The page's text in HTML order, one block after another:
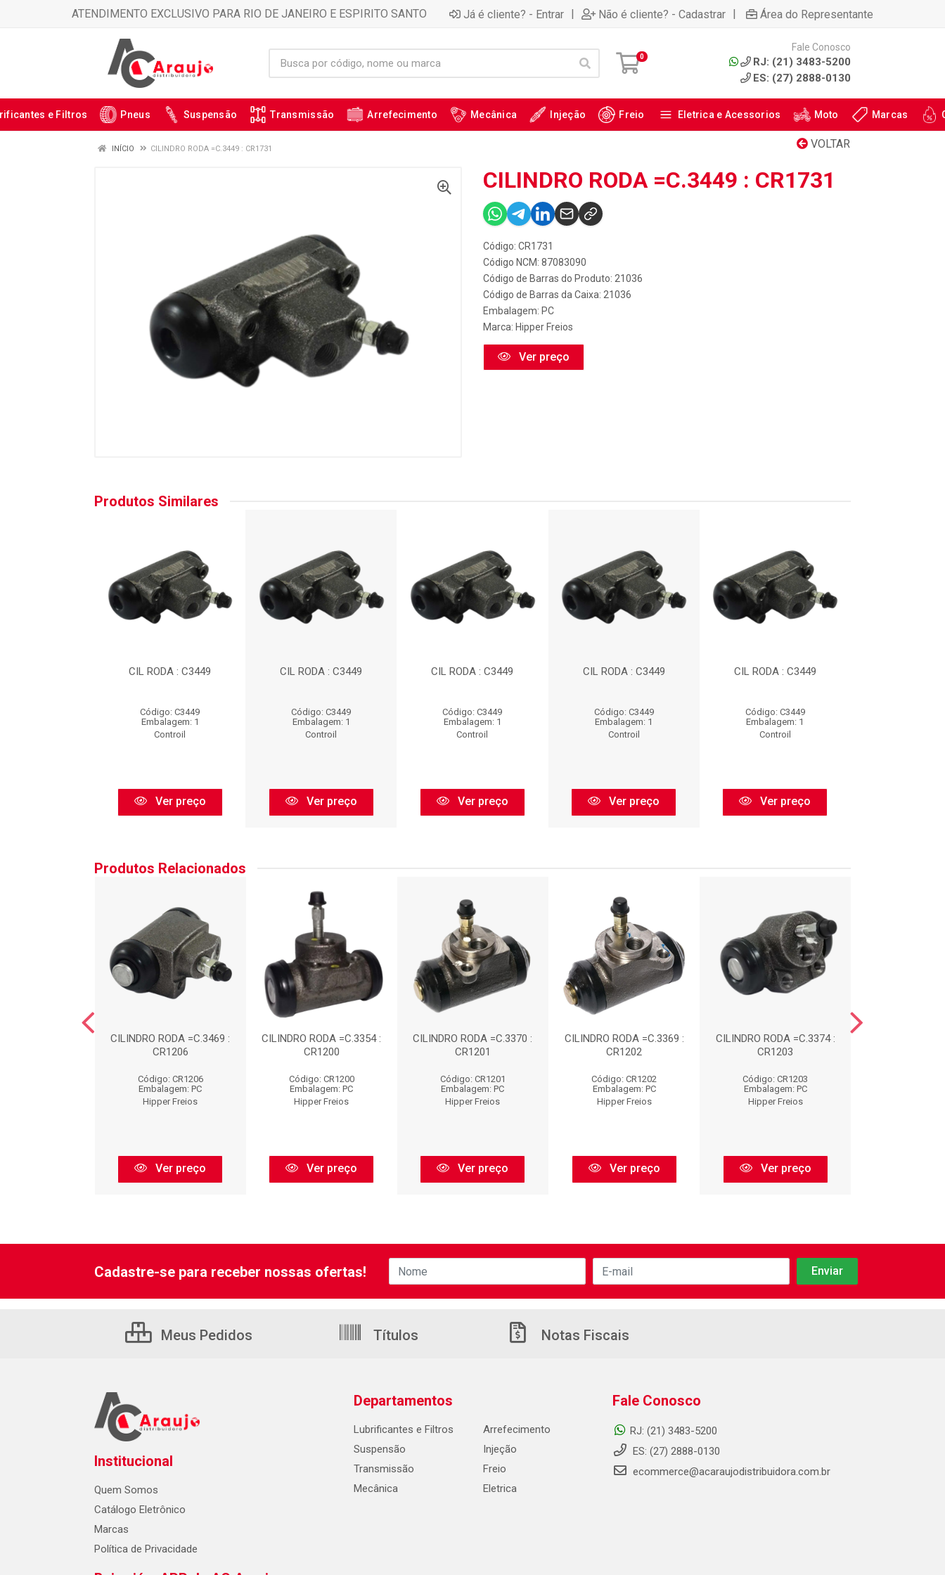
ATENDIMENTO EXCLUSIVO PARA RIO DE JANEIRO E ESPIRITO SANTO Já é cliente? - Entrar | Não é cliente? - Cadastrar | Área do Representante
0
Fale Conosco
RJ: (21) 3483-5200
ES: (27) 2888-0130
e Filtros Pneus Suspensão Transmissão Arrefecimento Mecânica Injeção Freio Eletrica e Acessorios Moto Marcas
VOLTAR
INÍCIO CILINDRO RODA =C.3449 : CR1731
CILINDRO RODA =C.3449 : CR1731
Código: CR1731
Código NCM: 87083090
Código de Barras do Produto: 21036
Código de Barras da Caixa: 21036
Embalagem: PC
Marca: Hipper Freios
Ver preço
Produtos Similares
CIL RODA : C3449
Código: C3449
Embalagem: 1
Controil
Ver preço
CIL RODA : C3449
Código: C3449
Embalagem: 1
Controil
Ver preço
CIL RODA : C3449
Código: C3449
Embalagem: 1
Controil
Ver preço
CIL RODA : C3449
Código: C3449
Embalagem: 1
Controil
Ver preço
CIL RODA : C3449
Código: C3449
Embalagem: 1
Controil
Ver preço
Produtos Relacionados
CILINDRO RODA =C.3469 :
CR1206
Código: CR1206
Embalagem: PC
Hipper Freios
Ver preço
CILINDRO RODA =C.3354 :
CR1200
Código: CR1200
Embalagem: PC
Hipper Freios
Ver preço
CILINDRO RODA =C.3370 :
CR1201
Código: CR1201
Embalagem: PC
Hipper Freios
Ver preço
CILINDRO RODA =C.3369 :
CR1202
Código: CR1202
Embalagem: PC
Hipper Freios
Ver preço
CILINDRO RODA =C.3374 :
CR1203
Código: CR1203
Embalagem: PC
Hipper Freios
Ver preço
Cadastre-se para receber nossas ofertas!
Meus Pedidos Títulos Notas Fiscais
Institucional
Quem Somos
Catálogo Eletrônico
Marcas
Política de Privacidade
Departamentos
Lubrificantes e Filtros
Suspensão
Transmissão
Mecânica
Arrefecimento
Injeção
Freio
Eletrica
Fale Conosco
RJ: (21) 3483-5200
ES: (27) 2888-0130
ecommerce@acaraujodistribuidora.com.br